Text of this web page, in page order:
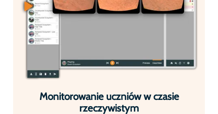
Zachowaj kontrolę dzięki narzędziom takim jak
dynamiczne punkty zainteresowania i blokada
zestawów, utrzymując uczniów zaangażowanych i